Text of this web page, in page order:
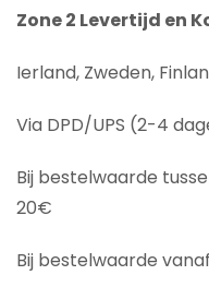
Zone 2 Levertijd en
Ierland, Zweden,
Via DPD/UPS (2-4
Bij bestelwaarde
20€
Bij bestelwaarde